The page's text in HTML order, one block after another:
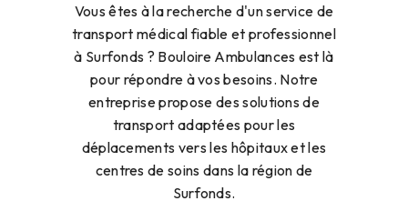
Vous êtes à la recherche d'un service de
transport médical fiable et professionnel
à Surfonds ? Bouloire Ambulances est là
pour répondre à vos besoins. Notre
entreprise propose des solutions de
transport adaptées pour les
déplacements vers les hôpitaux et les
centres de soins dans la région de
Surfonds.